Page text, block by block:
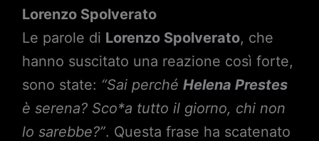
Lorenzo Spolverato
Le parole di Lorenzo Spolverato, che
hanno suscitato una reazione così forte,
sono state: “Sai perché Helena Prestes
è serena? Sco*a tutto il giorno, chi non
lo sarebbe?”. Questa frase ha scatenato